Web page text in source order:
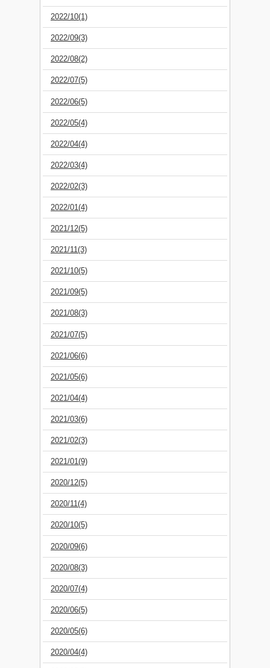
2022/10(1)
2022/09(3)
2022/08(2)
2022/07(5)
2022/06(5)
2022/05(4)
2022/04(4)
2022/03(4)
2022/02(3)
2022/01(4)
2021/12(5)
2021/11(3)
2021/10(5)
2021/09(5)
2021/08(3)
2021/07(5)
2021/06(6)
2021/05(6)
2021/04(4)
2021/03(6)
2021/02(3)
2021/01(9)
2020/12(5)
2020/11(4)
2020/10(5)
2020/09(6)
2020/08(3)
2020/07(4)
2020/06(5)
2020/05(6)
2020/04(4)